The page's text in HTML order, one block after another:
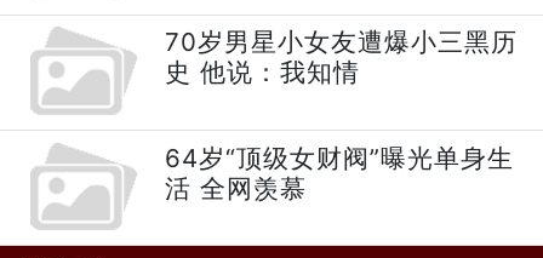
70岁男星小女友遭爆小三黑历
史 他说：我知情
64岁“顶级女财阀”曝光单身生
活 全网羡慕